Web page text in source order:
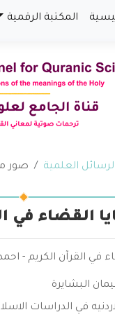
المكتبة الرقمية
العلمية صور
القضاء في
القرآن الكريم - احمد
البشايرة
في الدراسات